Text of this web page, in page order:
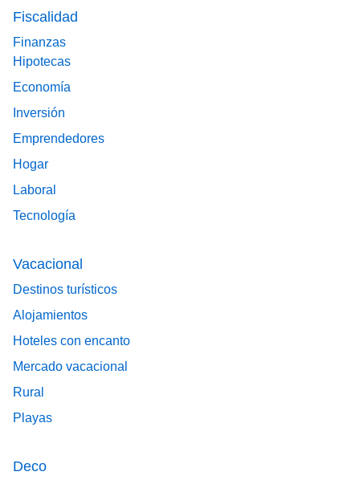
Fiscalidad
Finanzas
Hipotecas
Economía
Inversión
Emprendedores
Hogar
Laboral
Tecnología
Vacacional
Destinos turísticos
Alojamientos
Hoteles con encanto
Mercado vacacional
Rural
Playas
Deco